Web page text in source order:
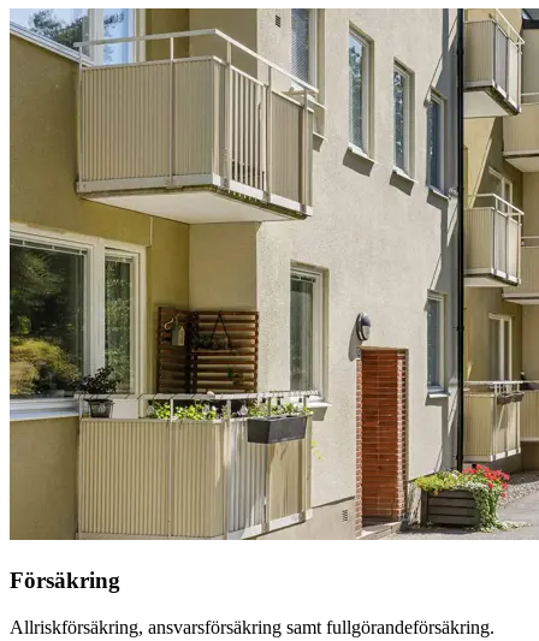
Försäkring
Allriskförsäkring, ansvarsförsäkring samt fullgörandeförsäkring.